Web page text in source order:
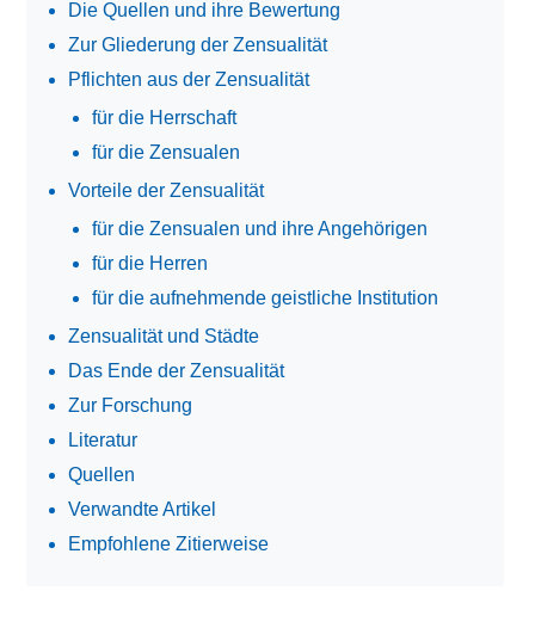
Die Quellen und ihre Bewertung
Zur Gliederung der Zensualität
Pflichten aus der Zensualität
für die Herrschaft
für die Zensualen
Vorteile der Zensualität
für die Zensualen und ihre Angehörigen
für die Herren
für die aufnehmende geistliche Institution
Zensualität und Städte
Das Ende der Zensualität
Zur Forschung
Literatur
Quellen
Verwandte Artikel
Empfohlene Zitierweise